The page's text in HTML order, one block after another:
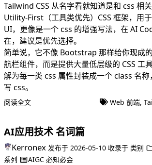
Tailwind CSS 从名字看就知道是和 css 相
Utility-First（工具类优先）CSS 框架，用
UI，更像是一个 css 的增强写法，在 AI
在，建议是优先选择。
简单说，它不像 Bootstrap 那样给你现成
航栏组件，而是提供大量低层级的 CSS 工
解为每一类 css 属性封装成一个 class 名
写 css。
阅读全文 Web 前端,
AI应用技术 名词篇
Kerronex 发布于 2026-05-10 收录于 类别
系列
AIGC 必知必会